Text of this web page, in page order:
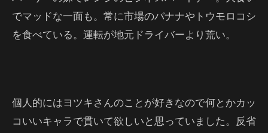
でマッドな一面も。常に市場のバナナやトウモロコシ
を食べている。運転が地元ドライバーより荒い。
個人的にはヨツキさんのことが好きなので何とかカッ
コいいキャラで貫いて欲しいと思っていました。反省